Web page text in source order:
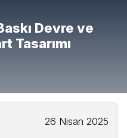
Devre ve
Tasarımı
26 Nisan 2025